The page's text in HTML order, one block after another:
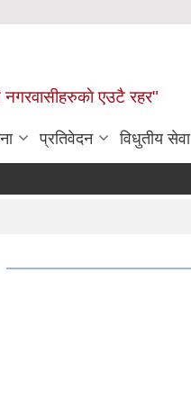
नगरवासीहरुकाे एउटै रहर"
प्रतिवेदन विधुतीय सेवा